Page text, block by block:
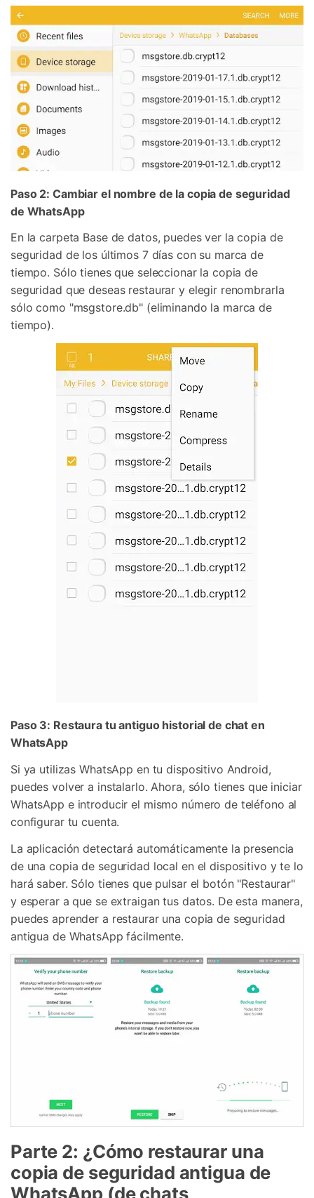
Paso 2: Cambiar el nombre de la copia de seguridad
de WhatsApp
En la carpeta Base de datos, puedes ver la copia de
seguridad de los últimos 7 días con su marca de
tiempo. Sólo tienes que seleccionar la copia de
seguridad que deseas restaurar y elegir renombrarla
sólo como "msgstore.db" (eliminando la marca de
tiempo).
Paso 3: Restaura tu antiguo historial de chat en
WhatsApp
Si ya utilizas WhatsApp en tu dispositivo Android,
puedes volver a instalarlo. Ahora, sólo tienes que iniciar
WhatsApp e introducir el mismo número de teléfono al
configurar tu cuenta.
La aplicación detectará automáticamente la presencia
de una copia de seguridad local en el dispositivo y te lo
hará saber. Sólo tienes que pulsar el botón "Restaurar"
y esperar a que se extraigan tus datos. De esta manera,
puedes aprender a restaurar una copia de seguridad
antigua de WhatsApp fácilmente.
Parte 2: ¿Cómo restaurar una
copia de seguridad antigua de
WhatsApp (de chats